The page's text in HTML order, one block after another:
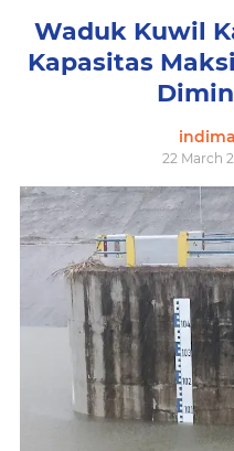
Waduk Kuwil
Kapasitas
22 March